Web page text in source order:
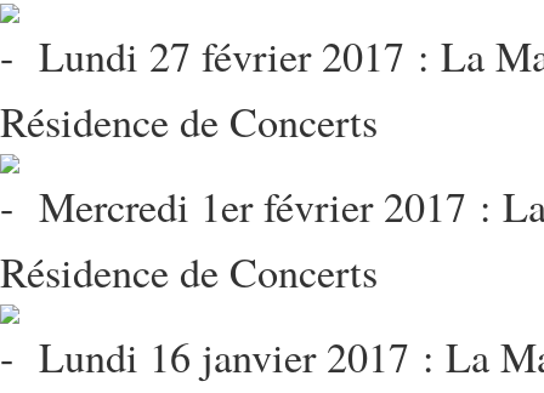
Lundi 27 février 2017 : La
Résidence de Concerts
Mercredi 1er février 2017 :
Résidence de Concerts
Lundi 16 janvier 2017 : La